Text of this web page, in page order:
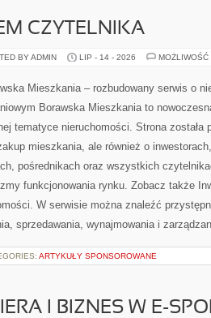
CZYTELNIKA
BY ADMIN LIP - 14 - 2026 MOŻLIWOŚĆ
Mieszkania – rozbudowany serwis o
Borawska Mieszkania to
tematyce nieruchomości. Strona
mieszkania, ale również o
pośrednikach oraz wszystkich
funkcjonowania rynku. Zobacz także
W serwisie można znaleźć
sprzedawania, wynajmowania i
ARTYKUŁY SPONSOROWANE
I BIZNES W E-